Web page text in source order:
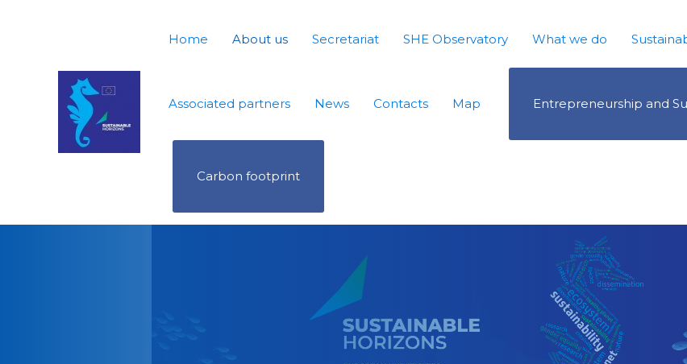
Home About us Secretariat SHE Observatory What we do
Associated partners News Contacts Map Entrepreneurship and
Carbon footprint